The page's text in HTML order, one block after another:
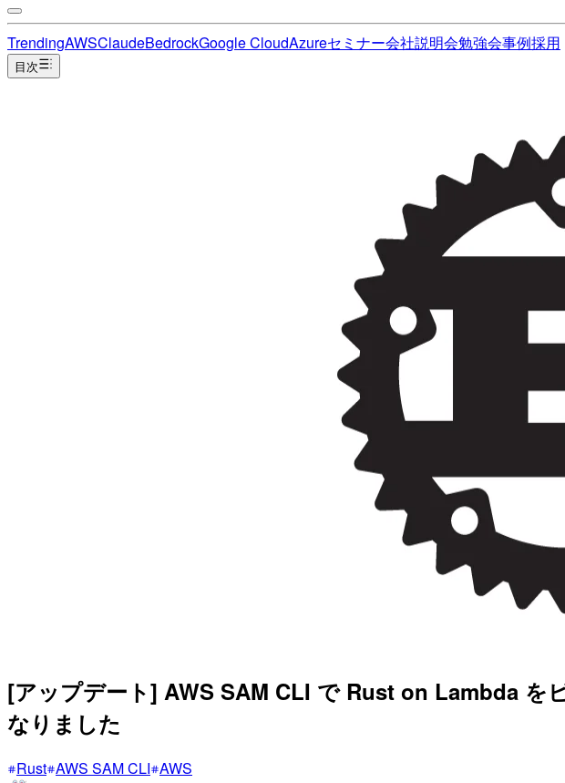
TrendingAWSClaudeBedrockGoogle CloudAzureセミナー会社説明会勉強会事例採用
目次
[アップデート] AWS SAM CLI で Rust on Lambda
なりました
Rust AWS SAM CLI AWS